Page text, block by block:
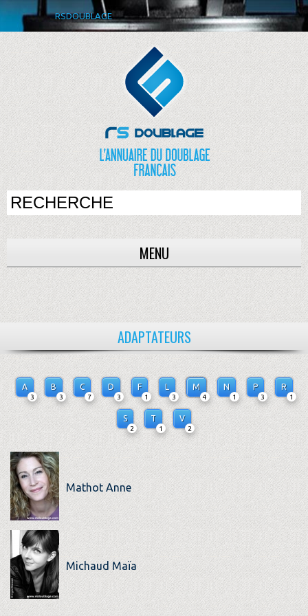
RSDOUBLAGE
MENU
ADAPTATEURS
A
3
B
3
C
7
D
3
F
1
L
3
M
4
N
1
P
3
R
1
S
2
T
1
V
2
Mathot Anne
Michaud Maïa